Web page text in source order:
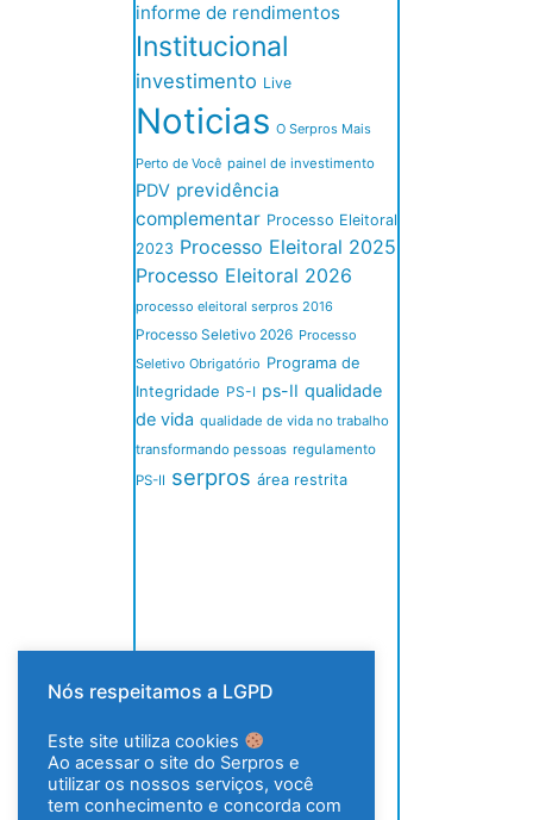
informe de rendimentos
Institucional
investimento Live
Noticias O Serpros Mais
Perto de Você painel de investimento
PDV previdência
complementar Processo Eleitoral
2023 Processo Eleitoral 2025
Processo Eleitoral 2026
processo eleitoral serpros 2016
Processo Seletivo 2026 Processo
Seletivo Obrigatório Programa de
Integridade PS-I ps-II qualidade
de vida qualidade de vida no trabalho
transformando pessoas regulamento
PS-II serpros área restrita
Nós respeitamos a LGPD
Este site utiliza cookies
Ao acessar o site do Serpros e
utilizar os nossos serviços, você
tem conhecimento e concorda com